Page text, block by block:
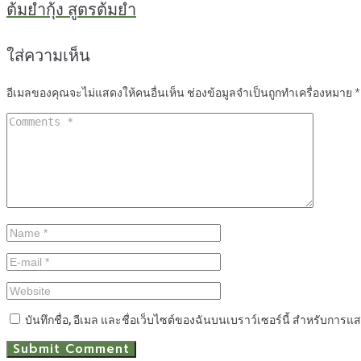
ต้มยำกุ้ง สูตรต้มยำ
ใส่ความเห็น
อีเมลของคุณจะไม่แสดงให้คนอื่นเห็น ช่องข้อมูลจำเป็นถูกทำเครื่องหมาย *
บันทึกชื่อ, อีเมล และชื่อเว็บไซต์ของฉันบนเบราว์เซอร์นี้ สำหรับการแ